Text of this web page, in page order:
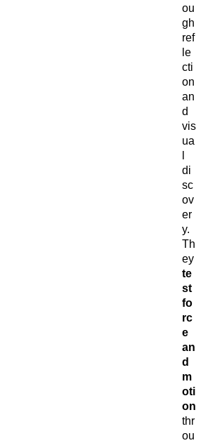
ou
gh
ref
le
cti
on
an
d
vis
ua
di
sc
ov
er
y.
Th
ey
te
st
fo
rc
e
an
d
m
oti
on
thr
ou